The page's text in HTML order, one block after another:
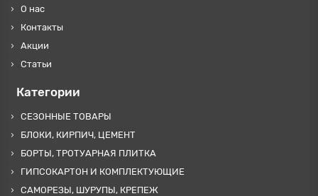
О нас
Контакты
Акции
Статьи
Категории
СЕЗОННЫЕ ТОВАРЫ
БЛОКИ, КИРПИЧ, ЦЕМЕНТ
БОРТЫ, ТРОТУАРНАЯ ПЛИТКА
ГИПСОКАРТОН И КОМПЛЕКТУЮЩИЕ
САМОРЕЗЫ, ШУРУПЫ, КРЕПЕЖ